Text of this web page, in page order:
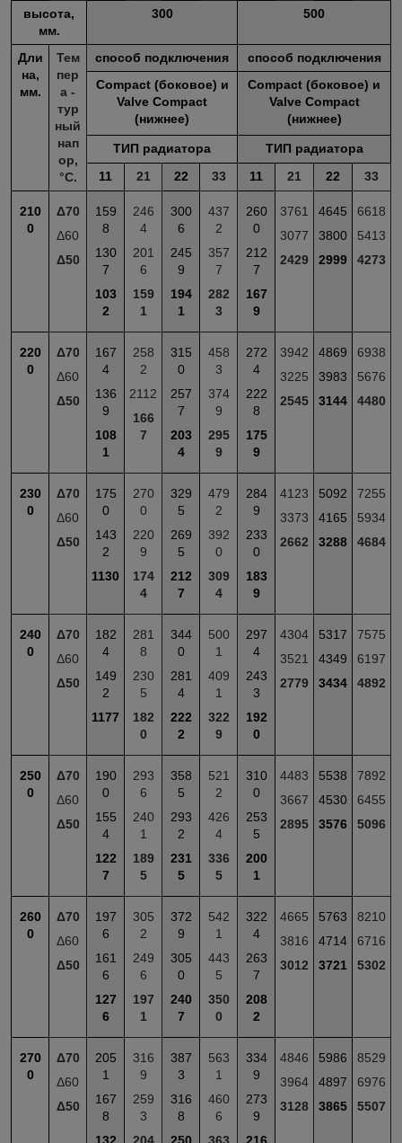
высота,
мм.
300 500
Дли
на,
мм.
Тем
пер
а -
тур
ный
нап
ор,
°С.
способ подключения
способ подключения
Compact (боковое) и
Valve Compact
(нижнее)
Compact (боковое) и
Valve Compact
(нижнее)
ТИП радиатора
ТИП радиатора
11
21 22 33 11 21 22 33
210
0
Δ70
Δ60
Δ50
159
8
130
7
103
2
246
4
201
6
159
1
300
6
245
9
194
1
437
2
357
7
282
3
260
0
212
7
167
9
3761
3077
2429
4645
3800
2999
6618
5413
4273
220
0
Δ70
Δ60
Δ50
167
4
136
9
108
1
258
2
2112
166
7
315
0
257
7
203
4
458
3
374
9
295
9
272
4
222
8
175
9
3942
3225
2545
4869
3983
3144
6938
5676
4480
230
0
Δ70
Δ60
Δ50
175
0
143
2
1130
270
0
220
9
174
4
329
5
269
5
212
7
479
2
392
0
309
4
284
9
233
0
183
9
4123
3373
2662
5092
4165
3288
7255
5934
4684
240
0
Δ70
Δ60
Δ50
182
4
149
2
1177
281
8
230
5
182
0
344
0
281
4
222
2
500
1
409
1
322
9
297
4
243
3
192
0
4304
3521
2779
5317
4349
3434
7575
6197
4892
250
0
Δ70
Δ60
Δ50
190
0
155
4
122
7
293
6
240
1
189
5
358
5
293
2
231
5
521
2
426
4
336
5
310
0
253
5
200
1
4483
3667
2895
5538
4530
3576
7892
6455
5096
260
0
Δ70
Δ60
Δ50
197
6
161
6
127
6
305
2
249
6
197
1
372
9
305
0
240
7
542
1
443
5
350
0
322
4
263
7
208
2
4665
3816
3012
5763
4714
3721
8210
6716
5302
270
0
Δ70
Δ60
Δ50
205
1
167
8
316
9
259
3
387
3
316
8
563
1
460
6
334
9
273
9
4846
3964
3128
5986
4897
3865
8529
6976
5507